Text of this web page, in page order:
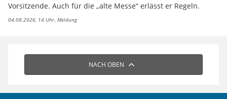
Vorsitzende. Auch für die „alte Messe“ erlässt er Regeln.
04.08.2026, 14 Uhr Meldung
NACH OBEN